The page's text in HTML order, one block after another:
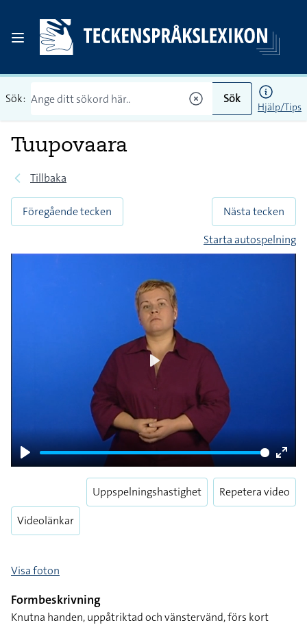
Sök: Sök
Hjälp/Tips
Tuupovaara
Tillbaka
Föregående tecken
Nästa tecken
Starta autospelning
Play
Enter
Play
Videolänkar
Uppspelningshastighet Repetera video
Visa foton
Formbeskrivning
Knutna handen, uppåtriktad och vänstervänd, förs kort